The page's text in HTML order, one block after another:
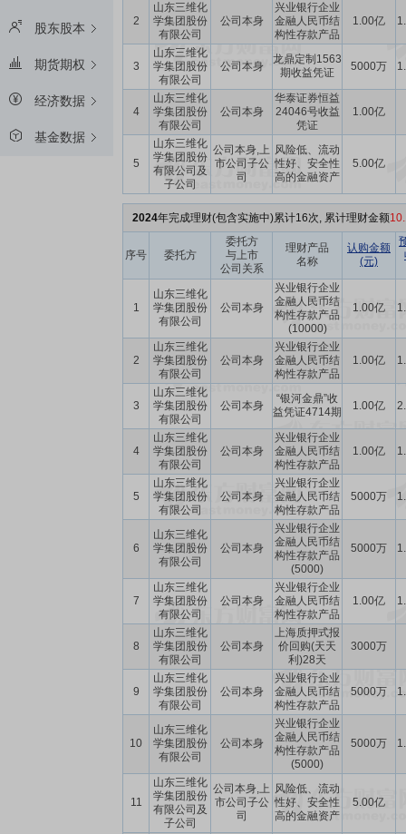
股东股本
期货期权
经济数据
基金数据
2
山东三维化
学集团股份
有限公司
公司本身
兴业银行企业
金融人民币结
构性存款产品
1.00亿
3
山东三维化
学集团股份
有限公司
公司本身
龙鼎定制1563
期收益凭证
5000万
4
山东三维化
学集团股份
有限公司
公司本身
华泰证券恒益
24046号收益
凭证
1.00亿
5
山东三维化
学集团股份
有限公司及
子公司
公司本身,上
市公司子公
司
风险低、流动
性好、安全性
高的金融资产
5.00亿
2024年完成理财(包含实施中)累计16次, 累计理财金额
序号 委托方
委托方
与上市
公司关系
理财产品
名称
认购金额
(元)
1
山东三维化
学集团股份
有限公司
公司本身
兴业银行企业
金融人民币结
构性存款产品
(10000)
1.00亿
2
山东三维化
学集团股份
有限公司
公司本身
兴业银行企业
金融人民币结
构性存款产品
1.00亿
3
山东三维化
学集团股份
有限公司
公司本身
“银河金鼎”收
益凭证4714期
1.00亿
4
山东三维化
学集团股份
有限公司
公司本身
兴业银行企业
金融人民币结
构性存款产品
1.00亿
5
山东三维化
学集团股份
有限公司
公司本身
兴业银行企业
金融人民币结
构性存款产品
5000万
6
山东三维化
学集团股份
有限公司
公司本身
兴业银行企业
金融人民币结
构性存款产品
(5000)
5000万
7
山东三维化
学集团股份
有限公司
公司本身
兴业银行企业
金融人民币结
构性存款产品
1.00亿
8
山东三维化
学集团股份
有限公司
公司本身
上海质押式报
价回购(天天
利)28天
3000万
9
山东三维化
学集团股份
有限公司
公司本身
兴业银行企业
金融人民币结
构性存款产品
5000万
10
山东三维化
学集团股份
有限公司
公司本身
兴业银行企业
金融人民币结
构性存款产品
(5000)
5000万
11
山东三维化
学集团股份
有限公司及
子公司
公司本身,上
市公司子公
司
风险低、流动
性好、安全性
高的金融资产
5.00亿